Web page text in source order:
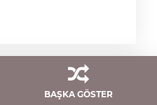
BAŞKA GÖSTER